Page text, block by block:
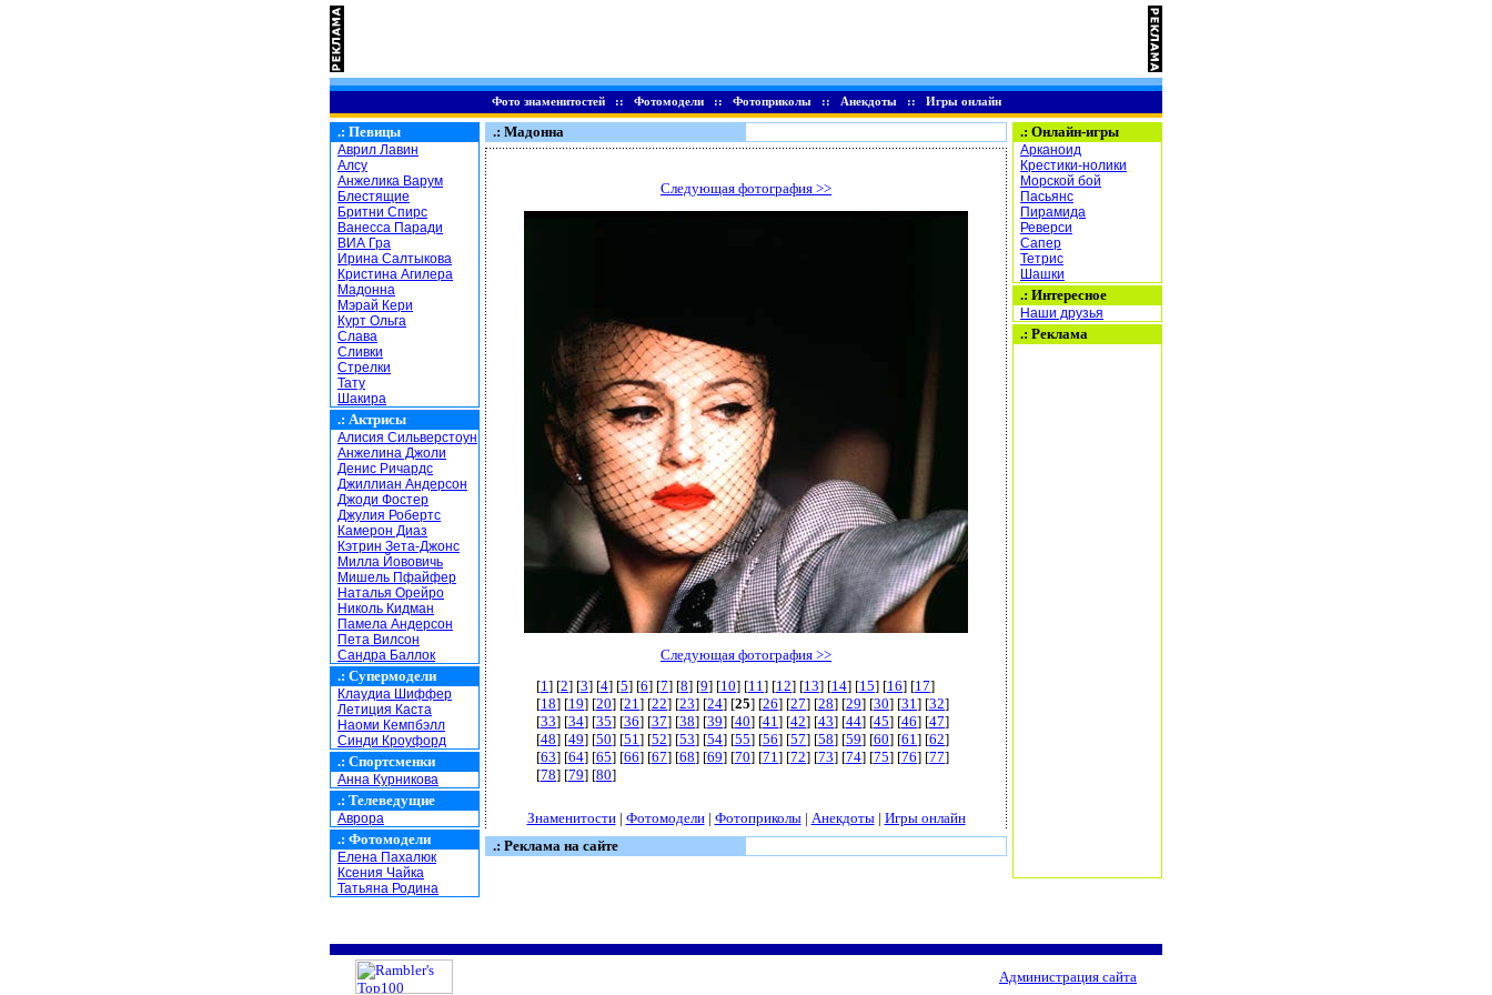
Фото знаменитостей:: Фотомодели:: Фотоприколы:: Анекдоты:: Игры онлайн
.: Певицы
Аврил Лавин
Алсу
Анжелика Варум
Блестящие
Бритни Спирс
Ванесса Паради
ВИА Гра
Ирина Салтыкова
Кристина Агилера
Мадонна
Мэрай Кери
Курт Ольга
Слава
Сливки
Стрелки
Тату
Шакира
.: Актрисы
Алисия Сильверстоун
Анжелина Джоли
Денис Ричардс
Джиллиан Андерсон
Джоди Фостер
Джулия Робертс
Камерон Диаз
Кэтрин Зета-Джонс
Милла Йововичь
Мишель Пфайфер
Наталья Орейро
Николь Кидман
Памела Андерсон
Пета Вилсон
Сандра Баллок
.: Супермодели
Клаудиа Шиффер
Летиция Каста
Наоми Кемпбэлл
Синди Кроуфорд
.: Спортсменки
Анна Курникова
.: Телеведущие
Аврора
.: Фотомодели
Елена Пахалюк
Ксения Чайка
Татьяна Родина
.: Мадонна
Следующая фотография >>
Следующая фотография >>
[1] [2] [3] [4] [5] [6] [7] [8] [9] [10] [11] [12] [13] [14] [15] [16] [17]
[18] [19] [20] [21] [22] [23] [24] [25] [26] [27] [28] [29] [30] [31] [32]
[33] [34] [35] [36] [37] [38] [39] [40] [41] [42] [43] [44] [45] [46] [47]
[48] [49] [50] [51] [52] [53] [54] [55] [56] [57] [58] [59] [60] [61] [62]
[63] [64] [65] [66] [67] [68] [69] [70] [71] [72] [73] [74] [75] [76] [77]
[78] [79] [80]
Знаменитости| Фотомодели| Фотоприколы| Анекдоты| Игры онлайн
.: Реклама на сайте
.: Онлайн-игры
Арканоид
Крестики-нолики
Морской бой
Пасьянс
Пирамида
Реверси
Сапер
Тетрис
Шашки
.: Интересное
Наши друзья
.: Реклама
Администрация сайта